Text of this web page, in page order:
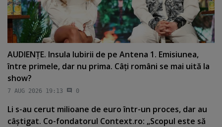
AUDIENŢE. Insula Iubirii de pe Antena 1. Emisiunea,
între primele, dar nu prima. Câţi români se mai uită la
show?
7 AUG 2026 19:13 0
Li s-au cerut milioane de euro într-un proces, dar au
câştigat. Co-fondatorul Context.ro: „Scopul este să